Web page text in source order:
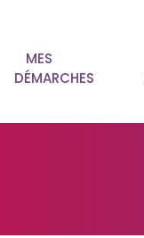
MES
DÉMARCHES